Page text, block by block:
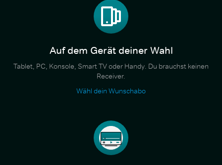
Auf dem Gerät deiner Wahl
Tablet, PC, Konsole, Smart TV oder Handy. Du brauchst keinen
Receiver.
Wähl dein Wunschabo